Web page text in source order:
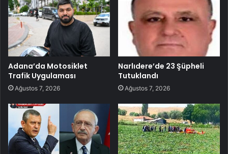
Adana’da Motosiklet
Trafik Uygulaması
Ağustos 7, 2026
Narlıdere’de 23 Şüpheli
Tutuklandı
Ağustos 7, 2026